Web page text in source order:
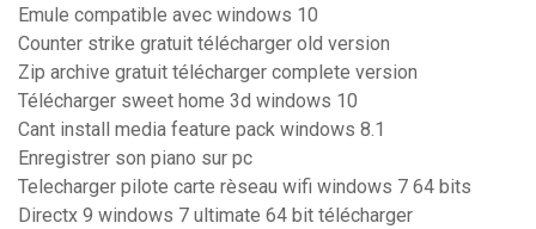
Emule compatible avec windows 10
Counter strike gratuit télécharger old version
Zip archive gratuit télécharger complete version
Télécharger sweet home 3d windows 10
Cant install media feature pack windows 8.1
Enregistrer son piano sur pc
Telecharger pilote carte rèseau wifi windows 7 64 bits
Directx 9 windows 7 ultimate 64 bit télécharger